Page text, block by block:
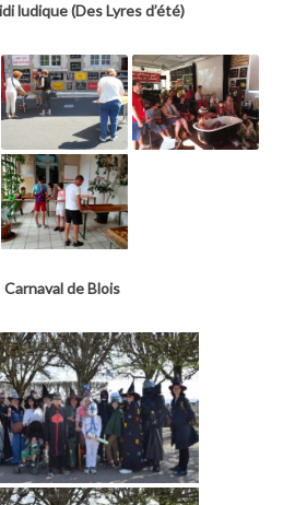
ludique (Des Lyres d’été)
Carnaval de Blois